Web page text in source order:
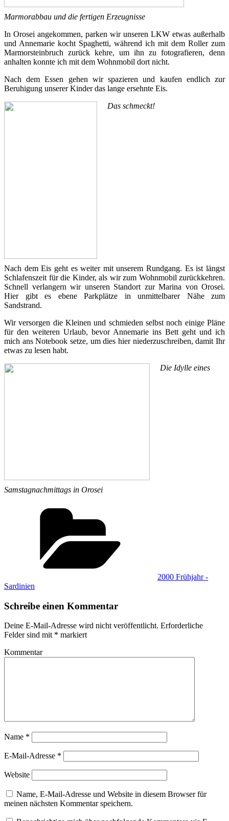
Marmorabbau und die fertigen Erzeugnisse
In Orosei angekommen, parken wir unseren LKW etwas außerhalb
und Annemarie kocht Spaghetti, während ich mit dem Roller zum
Marmorsteinbruch zurück kehre, um ihn zu fotografieren, denn
anhalten konnte ich mit dem Wohnmobil dort nicht.
Nach dem Essen gehen wir spazieren und kaufen endlich zur
Beruhigung unserer Kinder das lange ersehnte Eis.
Das schmeckt!
Nach dem Eis geht es weiter mit unserem Rundgang. Es ist längst
Schlafenszeit für die Kinder, als wir zum Wohnmobil zurückkehren.
Schnell verlangern wir unseren Standort zur Marina von Orosei.
Hier gibt es ebene Parkplätze in unmittelbarer Nähe zum
Sandstrand.
Wir versorgen die Kleinen und schmieden selbst noch einige Pläne
für den weiteren Urlaub, bevor Annemarie ins Bett geht und ich
mich ans Notebook setze, um dies hier niederzuschreiben, damit Ihr
etwas zu lesen habt.
Die Idylle eines
Samstagnachmittags in Orosei
2000 Frühjahr -
Sardinien
Schreibe einen Kommentar
Deine E-Mail-Adresse wird nicht veröffentlicht. Erforderliche
Felder sind mit * markiert
Kommentar
Name *
E-Mail-Adresse *
Website
Name, E-Mail-Adresse und Website in diesem Browser für
meinen nächsten Kommentar speichern.